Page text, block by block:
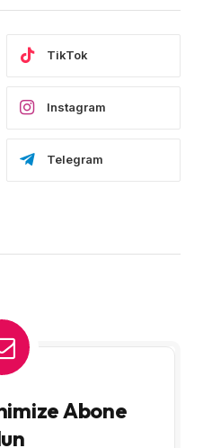
TikTok
Instagram
Telegram
Abone